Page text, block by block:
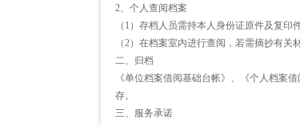
2、个人查阅档案
（1）存档人员需持本人身份证原件及复
（2）在档案室内进行查阅，若需摘抄有关
二、归档
《单位档案借阅基础台帐》、《个人档案
存。
三、服务承诺